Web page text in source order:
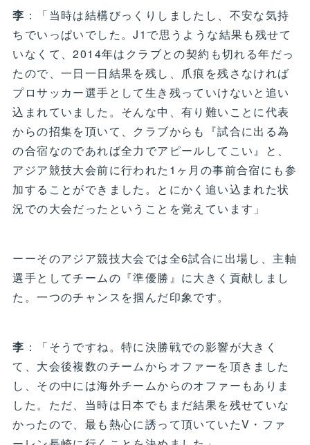
李 ：「当時は結構びっくりしましたし、不安な気持
ちでいっぱいでした。J1で思うような結果も残せて
いなくて、2014年はクラブとの契約も切れる年だっ
たので、一日一日結果を残し、爪痕を残さなければ
プロサッカー選手として生き残っていけないと追い
込まれていました。そんな中、有り難いことに代表
からの招集を頂いて、クラブからも『試合に出る為
の合宿なのであれば全力でアピールしてこい』と、
アジア競技大会前に行われた1ヶ月の事前合宿にも参
加することができました。とにかく追い込まれた状
況での大会だったということを覚えています」
ーーそのアジア競技大会では全6試合に出場し、主軸
選手としてチームの『準優勝』に大きく貢献しまし
た。一つのチャンスを掴んだ印象です。
李 ：「そうですね。特に決勝戦での影響が大きく
て、大会後複数のチームからオファーを頂きました
し、その中には海外チームからのオファーもありま
した。ただ、当時は日本でもまだ結果を残せていな
かったので、最も熱心に誘って頂いていたV・ファ